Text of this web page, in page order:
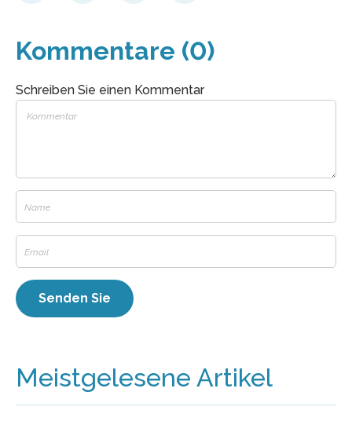
Kommentare (0)
Schreiben Sie einen Kommentar
Meistgelesene Artikel